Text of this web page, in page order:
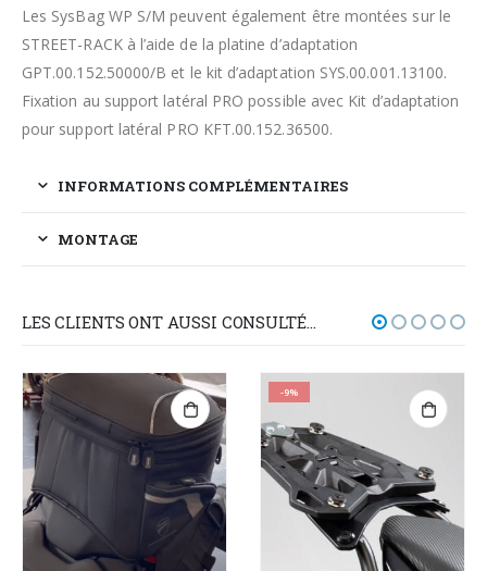
Les SysBag WP S/M peuvent également être montées sur le
STREET-RACK à l’aide de la platine d’adaptation
GPT.00.152.50000/B et le kit d’adaptation SYS.00.001.13100.
Fixation au support latéral PRO possible avec Kit d’adaptation
pour support latéral PRO KFT.00.152.36500.
INFORMATIONS COMPLÉMENTAIRES
MONTAGE
LES CLIENTS ONT AUSSI CONSULTÉ…
-9%